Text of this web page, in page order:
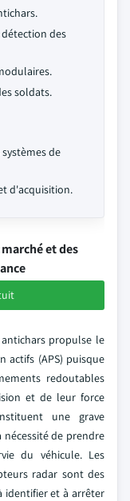
des
soldats.
de
d'acquisition.
et des
propulse le
actifs (APS) puisque
redoutables
et de leur force
une grave
de prendre
du véhicule. Les
radar sont des
identifier et à arrêter